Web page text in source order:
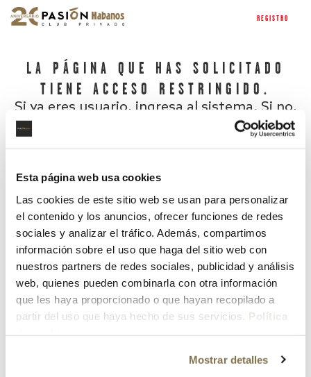
Esta página web usa cookies
Las cookies de este sitio web se usan para personalizar
el contenido y los anuncios, ofrecer funciones de redes
sociales y analizar el tráfico. Además, compartimos
información sobre el uso que haga del sitio web con
nuestros partners de redes sociales, publicidad y análisis
web, quienes pueden combinarla con otra información
que les haya proporcionado o que hayan recopilado a
partir del uso que haya hecho de sus servicios. Política
Mostrar detalles
REGISTRO
LA PÁGINA QUE HAS SOLICITADO
TIENE ACCESO RESTRINGIDO.
Si ya eres usuario, ingresa al sistema. Si no,
¿Has olvidado tu contraseña?